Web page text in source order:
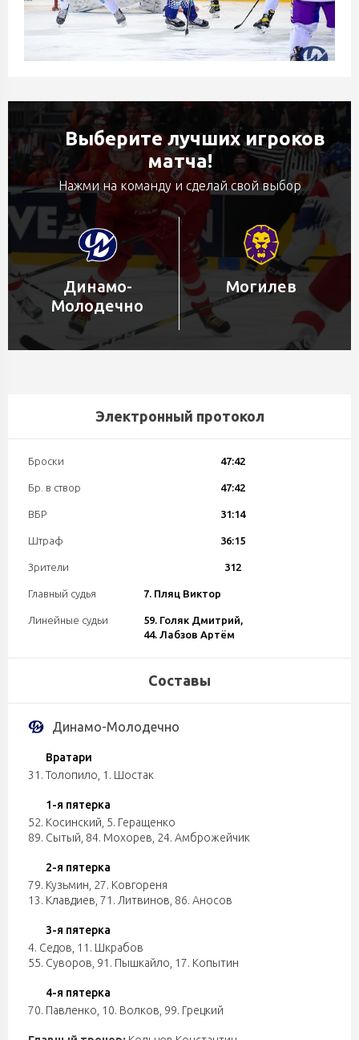
Выберите лучших игроков
матча!
Нажми на команду и сделай свой выбор
Динамо-
Молодечно
Могилев
Электронный протокол
Броски 47:42
Бр. в створ 47:42
ВБР 31:14
Штраф 36:15
Зрители 312
Главный судья 7. Пляц Виктор
Линейные судьи
59. Голяк Дмитрий,
44. Лабзов Артём
Составы
Динамо-Молодечно
Вратари
31. Толопило 1. Шостак
1-я пятерка
52. Косинский 5. Геращенко
89. Сытый 84. Мохорев 24. Амброжейчик
2-я пятерка
79. Кузьмин 27. Ковгореня
13. Клавдиев 71. Литвинов 86. Аносов
3-я пятерка
4. Седов 11. Шкрабов
55. Суворов 91. Пышкайло 17. Копытин
4-я пятерка
70. Павленко 10. Волков 99. Грецкий